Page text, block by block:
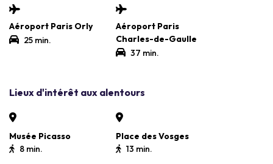
Aéroport Paris Orly
25 min.
Aéroport Paris
Charles-de-Gaulle
37 min.
Lieux d'intérêt aux alentours
Musée Picasso
8 min.
Place des Vosges
13 min.